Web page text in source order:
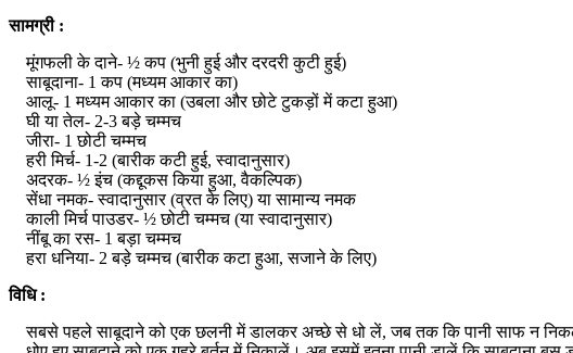
सामग्री :
मूंगफली के दाने- ½ कप (भुनी हुई और दरदरी कुटी हुई)
साबूदाना- 1 कप (मध्यम आकार का)
आलू- 1 मध्यम आकार का (उबला और छोटे टुकड़ों में कटा हुआ)
घी या तेल- 2-3 बड़े चम्मच
जीरा- 1 छोटी चम्मच
हरी मिर्च- 1-2 (बारीक कटी हुई, स्वादानुसार)
अदरक- ½ इंच (कद्दूकस किया हुआ, वैकल्पिक)
सेंधा नमक- स्वादानुसार (व्रत के लिए) या सामान्य नमक
काली मिर्च पाउडर- ½ छोटी चम्मच (या स्वादानुसार)
नींबू का रस- 1 बड़ा चम्मच
हरा धनिया- 2 बड़े चम्मच (बारीक कटा हुआ, सजाने के लिए)
विधि :
सबसे पहले साबूदाने को एक छलनी में डालकर अच्छे से धो लें, जब तक कि पानी साफ न